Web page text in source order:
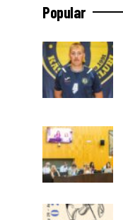
Popular